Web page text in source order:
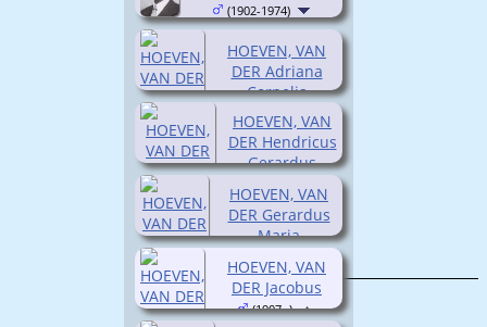
(1902-1974)
HOEVEN, VAN
DER Adriana
Cornelia
HOEVEN, VAN
DER Hendricus
Gerardus
HOEVEN, VAN
DER Gerardus
Maria
HOEVEN, VAN
DER Jacobus
(1907- )